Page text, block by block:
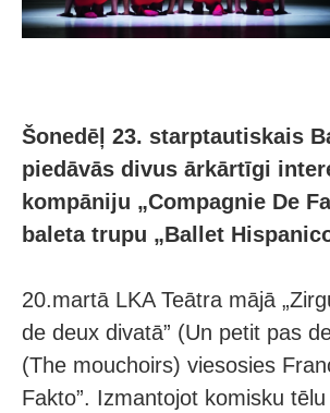
Šonedēļ 23. starptautiskais
piedāvās divus ārkārtīgi
kompāniju „Compagnie De
baleta trupu „Ballet
20.martā LKA Teātra mājā
de deux divatā” (Un petit pas
(The mouchoirs) viesosies
Fakto”. Izmantojot komisku